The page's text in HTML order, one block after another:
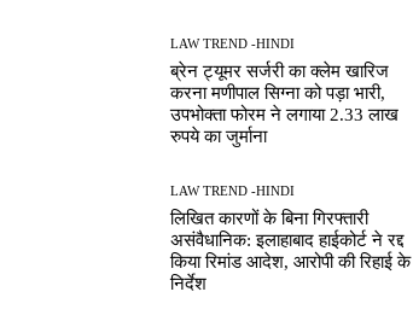
LAW TREND -HINDI
ब्रेन ट्यूमर सर्जरी का क्लेम खारिज
करना मणीपाल सिग्ना को पड़ा भारी,
उपभोक्ता फोरम ने लगाया 2.33 लाख
रुपये का जुर्माना
LAW TREND -HINDI
लिखित कारणों के बिना गिरफ्तारी
असंवैधानिक: इलाहाबाद हाईकोर्ट ने रद्द
किया रिमांड आदेश, आरोपी की रिहाई के
निर्देश